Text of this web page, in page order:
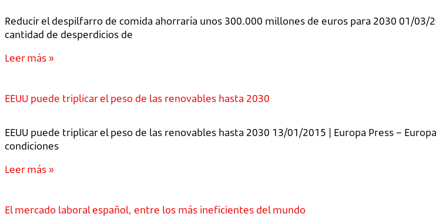
Reducir el despilfarro de comida ahorraría unos 300.000 millones de euros para 2030 01/03/
cantidad de desperdicios de
Leer más »
EEUU puede triplicar el peso de las renovables hasta 2030
EEUU puede triplicar el peso de las renovables hasta 2030 13/01/2015 | Europa Press –
condiciones
Leer más »
El mercado laboral español, entre los más ineficientes del mundo